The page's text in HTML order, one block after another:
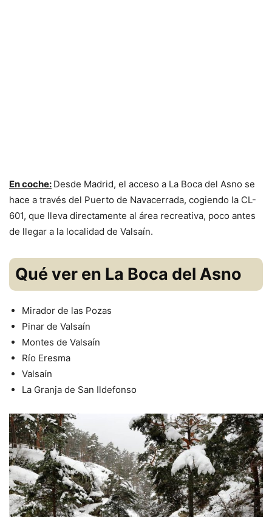
En coche: Desde Madrid, el acceso a La Boca del Asno se
hace a través del Puerto de Navacerrada, cogiendo la CL-
601, que lleva directamente al área recreativa, poco antes
de llegar a la localidad de Valsaín.
Qué ver en La Boca del Asno
Mirador de las Pozas
Pinar de Valsaín
Montes de Valsaín
Río Eresma
Valsaín
La Granja de San Ildefonso